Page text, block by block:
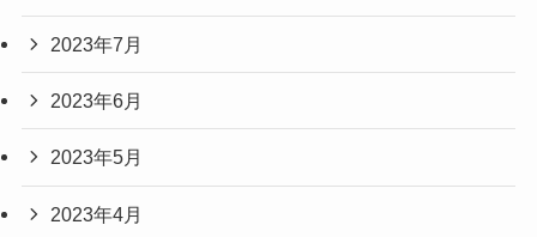
2023年7月
2023年6月
2023年5月
2023年4月